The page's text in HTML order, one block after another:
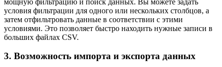
условия фильтрации для одного или нескольких столбцов, а
затем отфильтровать данные в соответствии с этими
условиями. Это позволяет быстро находить нужные записи в
больших файлах CSV.
3. Возможность импорта и экспорта данных